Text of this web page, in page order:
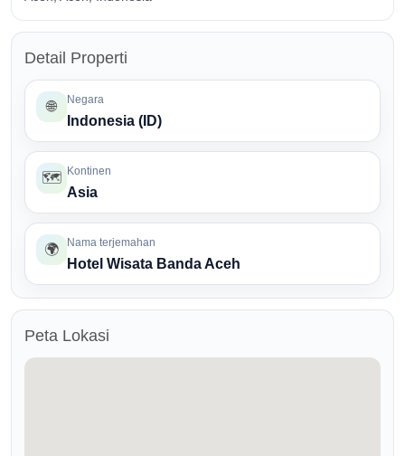
Detail Properti
🌐 Negara
Indonesia (ID)
🗺️ Kontinen
Asia
🌍 Nama terjemahan
Hotel Wisata Banda Aceh
Peta Lokasi